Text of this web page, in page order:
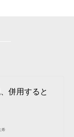
併用すると
希